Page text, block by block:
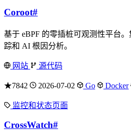
Coroot#
基于 eBPF 的零插桩可观测性平台
踪和 AI 根因分析。
网站 源代码
★7842 2026-07-02 Go Docker
监控和状态页面
CrossWatch#